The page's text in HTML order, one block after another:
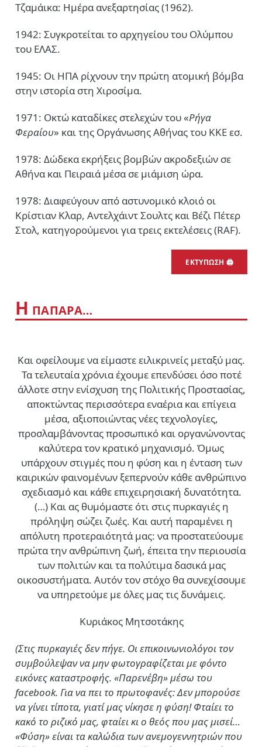
Τζαμάικα: Ημέρα ανεξαρτησίας (1962).
1942: Συγκροτείται το αρχηγείου του Ολύμπου
του ΕΛΑΣ.
1945: Οι ΗΠΑ ρίχνουν την πρώτη ατομική βόμβα
στην ιστορία στη Χιροσίμα.
1971: Οκτώ καταδίκες στελεχών του «Ρήγα
Φεραίου» και της Οργάνωσης Αθήνας του ΚΚΕ εσ.
1978: Δώδεκα εκρήξεις βομβών ακροδεξιών σε
Αθήνα και Πειραιά μέσα σε μιάμιση ώρα.
1978: Διαφεύγουν από αστυνομικό κλοιό οι
Κρίστιαν Κλαρ, Αντελχάιντ Σουλτς και Βέζι Πέτερ
Στολ, κατηγορούμενοι για τρεις εκτελέσεις (RAF).
ΕΚΤΥΠΩΣΗ 🖨
Η ΠΑΠΑΡΑ…
Και οφείλουμε να είμαστε ειλικρινείς μεταξύ μας.
Τα τελευταία χρόνια έχουμε επενδύσει όσο ποτέ
άλλοτε στην ενίσχυση της Πολιτικής Προστασίας,
αποκτώντας περισσότερα εναέρια και επίγεια
μέσα, αξιοποιώντας νέες τεχνολογίες,
προσλαμβάνοντας προσωπικό και οργανώνοντας
καλύτερα τον κρατικό μηχανισμό. Όμως
υπάρχουν στιγμές που η φύση και η ένταση των
καιρικών φαινομένων ξεπερνούν κάθε ανθρώπινο
σχεδιασμό και κάθε επιχειρησιακή δυνατότητα.
(…) Και ας θυμόμαστε ότι στις πυρκαγιές η
πρόληψη σώζει ζωές. Και αυτή παραμένει η
απόλυτη προτεραιότητά μας: να προστατεύουμε
πρώτα την ανθρώπινη ζωή, έπειτα την περιουσία
των πολιτών και τα πολύτιμα δασικά μας
οικοσυστήματα. Αυτόν τον στόχο θα συνεχίσουμε
να υπηρετούμε με όλες μας τις δυνάμεις.
Κυριάκος Μητσοτάκης
(Στις πυρκαγιές δεν πήγε. Οι επικοινωνιολόγοι τον
συμβούλεψαν να μην φωτογραφίζεται με φόντο
εικόνες καταστροφής. «Παρενέβη» μέσω του
facebook. Για να πει το πρωτοφανές: Δεν μπορούσε
να γίνει τίποτα, γιατί μας νίκησε η φύση! Φταίει το
κακό το ριζικό μας, φταίει κι ο θεός που μας μισεί…
«Φύση» είναι τα καλώδια των ανεμογεννητριών που